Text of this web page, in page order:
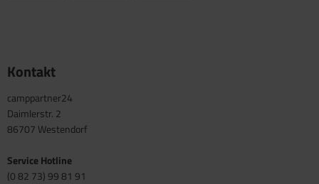
Kontakt
camppartner24
Daimlerstr. 2
86707 Westendorf
Service Hotline
(0 82 73) 99 81 91